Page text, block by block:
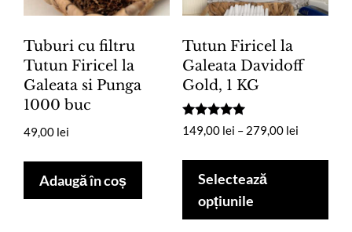
Tuburi cu filtru
Tutun Firicel la
Galeata si Punga
1000 buc
49,00 lei
Adaugă în coș
Tutun Firicel la
Galeata Davidoff
Gold, 1 KG
Evaluat la
5.00
149,00 lei – 279,00 leiInterval
la
Selectează
opțiunile
mai